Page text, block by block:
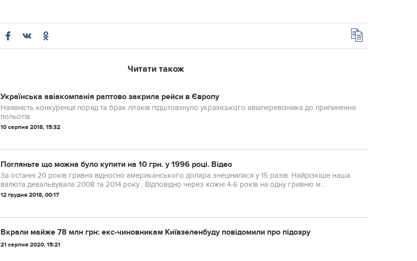
Читати також
Українська авіакомпанія раптово закрила рейси в Європу
Наявність конкуренції поряд та брак літаків підштовхнуло українського авіаперевізника до припинення
польотів
10 серпня 2018, 15:32
Поrляньте що можна було купити на 10 грн. у 1996 році. Відео
За останні 20 років гривня відносно американського долара знецінилася у 15 разів. Найрізкіше наша
валюта девальвувала 2008 та 2014 року . Відповідно через кожні 4-6 років на одну гривню м...
12 грудня 2018, 00:17
Вкрали майже 78 млн грн: екс-чиновникам Київзеленбуду повідомили про підозру
21 серпня 2020, 15:21